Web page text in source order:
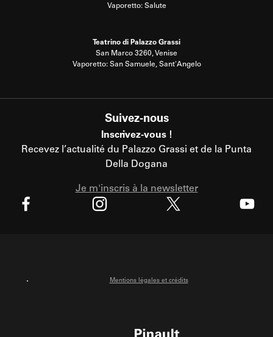
Vaporetto: Salute
Teatrino di Palazzo Grassi
San Marco 3260, Venise
Vaporetto: San Samuele, Sant'Angelo
Suivez-nous
Inscrivez-vous !
Recevez l’actualité du Palazzo Grassi et de la Punta
Della Dogana
Je m'inscris à la newsletter
Mentions légales et crédits